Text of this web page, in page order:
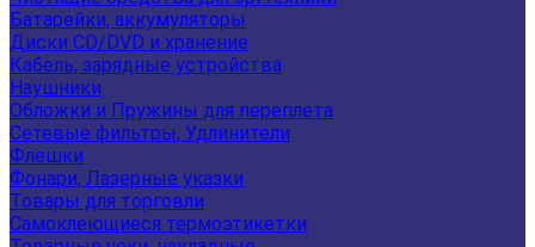
Батарейки, аккумуляторы
Диски CD/DVD и хранение
Кабель, зарядные устройства
Наушники
Обложки и Пружины для переплета
Сетевые фильтры, Удлинители
Флешки
Фонари, Лазерные указки
Товары для торговли
Самоклеющиеся термоэтикетки